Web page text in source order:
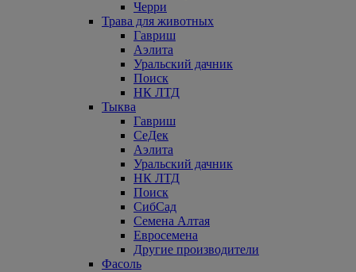
Черри
Трава для животных
Гавриш
Аэлита
Уральский дачник
Поиск
НК ЛТД
Тыква
Гавриш
СеДек
Аэлита
Уральский дачник
НК ЛТД
Поиск
СибСад
Семена Алтая
Евросемена
Другие производители
Фасоль